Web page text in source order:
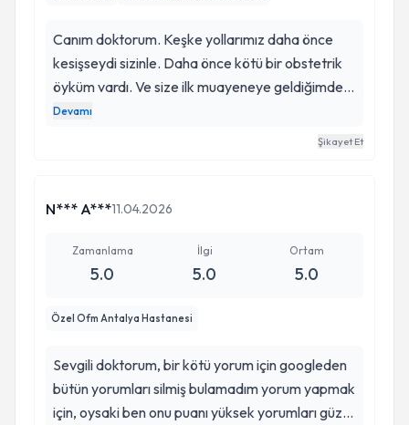
Canım doktorum. Keşke yollarımız daha önce
kesişseydi sizinle. Daha önce kötü bir obstetrik
öyküm vardı. Ve size ilk muayeneye geldiğimde
öykümü ağlayarak anlatırken sizin ne kadar
üzüldüğünüzü ve ağladığınızı gördüm ve bunu çok
gelmişim. Benim hep bi korkularım, endişelerim,
yönlendirdiniz ve en önemlisi de beni çok iyi
anladınız. Muayenelerimizde de bebeğimizin en
kadar bütün tetkiklerini yaptırdınız. Bir gün sonra
tekrar en baştan kontrol ettiniz. Bir insana bir
meslek anca bu kadar yakışırdı. Siz hem çok iyi
bir hekim ve çok iyi bir annesiniz. Kesinlikle benim
Devamı
Şikayet Et
N*** A***11.04.2026
Zamanlama
5.0
İlgi
5.0
Ortam
5.0
Özel Ofm Antalya Hastanesi
Sevgili doktorum, bir kötü yorum için googleden
bütün yorumları silmiş bulamadım yorum yapmak
için, oysaki ben onu puanı yüksek yorumları güzel